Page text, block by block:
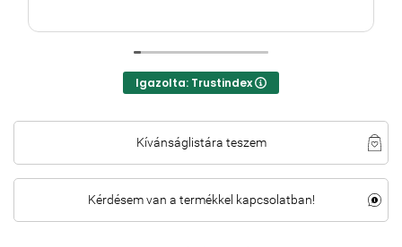
Igazolta: Trustindex
Kívánságlistára teszem
Kérdésem van a termékkel kapcsolatban!